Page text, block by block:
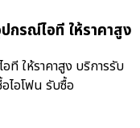
กรณ์ไอที ให้ราคาสูง
ให้ราคาสูง บริการรับ
ไอโฟน รับซื้อ